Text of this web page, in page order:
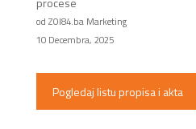
od ZOI84.ba Marketing
10 Decembra, 2025
Pogledaj listu propisa i akta